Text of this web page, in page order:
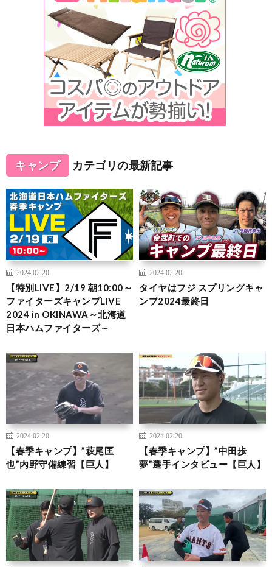
キャンプ カテゴリの最新記事
2024.02.20
【特別LIVE】2/19 朝10:00～
ファイターズキャンプLIVE
2024 in OKINAWA～北海道
日本ハムファイターズ～
2024.02.20
タイヤはフジ スプリングキャ
ンプ2024最終日
2024.02.20
【春季キャンプ】”萩尾匡
也”内野守備練習【巨人】
2024.02.20
【春季キャンプ】”中田歩
夢”選手インタビュー【巨人】